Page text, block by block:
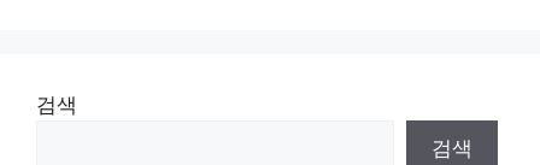
검색
검색